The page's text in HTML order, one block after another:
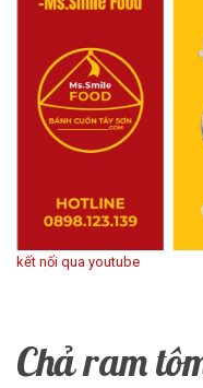
kết nối qua youtube
Chả ram